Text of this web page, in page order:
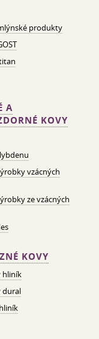
produkty
A
KOVY
vzácných
ze vzácných
KOVY
hliník
dural